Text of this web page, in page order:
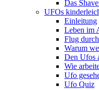
Das
UFOs
Einleitung
Leben im
Flug
Warum
Den Ufos
Wie
Ufo
Ufo Quiz